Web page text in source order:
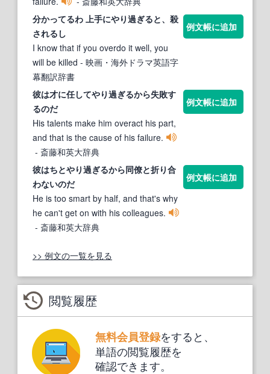
分かってるわ 上手にやり過ぎると、殺
されるし
I know that if you overdo it well, you
will be killed - 映画・海外ドラマ英語字
幕翻訳辞書
例文帳に追加
彼は才に任してやり過ぎるから失敗す
るのだ
His talents make him overact his part,
and that is the cause of his failure.
- 斎藤和英大辞典
例文帳に追加
彼はちとやり過ぎるから同僚と折り合
わないのだ
He is too smart by half, and that's why
he can't get on with his colleagues.
- 斎藤和英大辞典
例文帳に追加
>> 例文の一覧を見る
閲覧履歴
無料会員登録をすると、
単語の閲覧履歴を
確認できます。